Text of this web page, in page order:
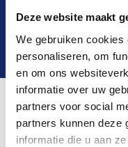
Deze website maakt
We gebruiken
personaliseren, om
en om ons
informatie over uw
partners voor social
partners kunnen deze
informatie die u aan
Misschien